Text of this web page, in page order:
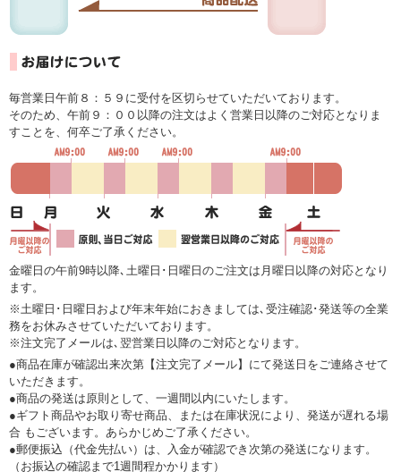
毎営業日午前８：５９に受付を区切らせていただいております。
そのため、午前９：００以降の注文はよく営業日以降のご対応となりま
すことを、何卒ご了承ください。
金曜日の午前9時以降､土曜日･日曜日のご注文は月曜日以降の対応となり
ます。
※土曜日･日曜日および年末年始におきましては､受注確認･発送等の全業
務をお休みさせていただいております。
※注文完了メールは､翌営業日以降のご対応となります。
●商品在庫が確認出来次第【注文完了メール】にて発送日をご連絡させて
いただきます。
●商品の発送は原則として、一週間以内にいたします。
●ギフト商品やお取り寄せ商品、または在庫状況により、発送が遅れる場
合 もございます。あらかじめご了承ください。
●郵便振込（代金先払い）は、入金が確認でき次第の発送になります。
（お振込の確認まで1週間程かかります）